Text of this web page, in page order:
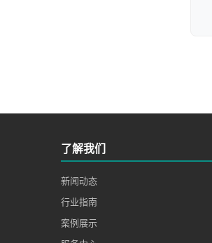
了解我们
新闻动态
行业指南
案例展示